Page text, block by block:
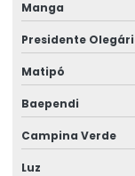
Talha Elétrica Para
Talha Elétrica Para
Talha elétrica para
Talha Elétrica
Manga
Presidente
Matipó
Baependi
Campina Verde
Luz